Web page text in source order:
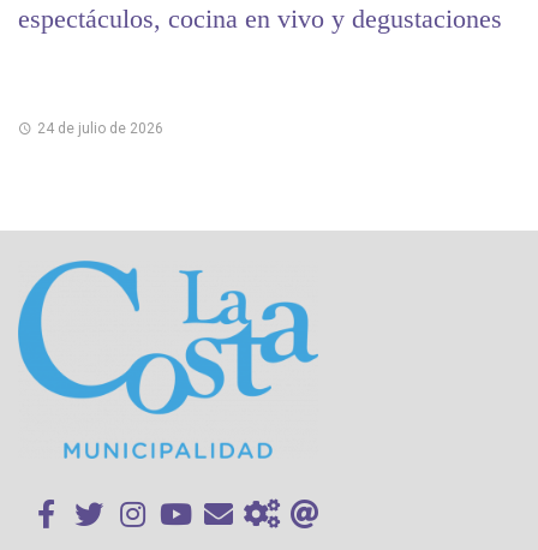
espectáculos, cocina en vivo y degustaciones
24 de julio de 2026